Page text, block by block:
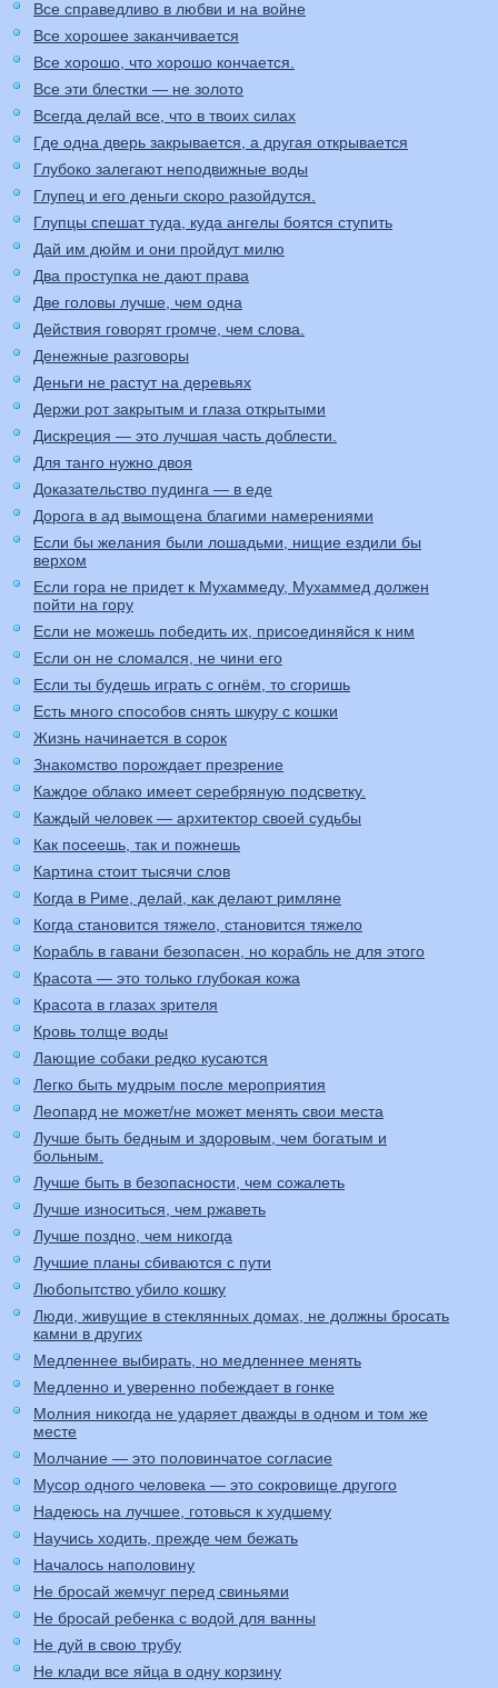
Все справедливо в любви и на войне
Все хорошее заканчивается
Все хорошо, что хорошо кончается.
Все эти блестки — не золото
Всегда делай все, что в твоих силах
Где одна дверь закрывается, а другая открывается
Глубоко залегают неподвижные воды
Глупец и его деньги скоро разойдутся.
Глупцы спешат туда, куда ангелы боятся ступить
Дай им дюйм и они пройдут милю
Два проступка не дают права
Две головы лучше, чем одна
Действия говорят громче, чем слова.
Денежные разговоры
Деньги не растут на деревьях
Держи рот закрытым и глаза открытыми
Дискреция — это лучшая часть доблести.
Для танго нужно двоя
Доказательство пудинга — в еде
Дорога в ад вымощена благими намерениями
Если бы желания были лошадьми, нищие ездили бы
верхом
Если гора не придет к Мухаммеду, Мухаммед должен
пойти на гору
Если не можешь победить их, присоединяйся к ним
Если он не сломался, не чини его
Если ты будешь играть с огнём, то сгоришь
Есть много способов снять шкуру с кошки
Жизнь начинается в сорок
Знакомство порождает презрение
Каждое облако имеет серебряную подсветку.
Каждый человек — архитектор своей судьбы
Как посеешь, так и пожнешь
Картина стоит тысячи слов
Когда в Риме, делай, как делают римляне
Когда становится тяжело, становится тяжело
Корабль в гавани безопасен, но корабль не для этого
Красота — это только глубокая кожа
Красота в глазах зрителя
Кровь толще воды
Лающие собаки редко кусаются
Легко быть мудрым после мероприятия
Леопард не может/не может менять свои места
Лучше быть бедным и здоровым, чем богатым и
больным.
Лучше быть в безопасности, чем сожалеть
Лучше износиться, чем ржаветь
Лучше поздно, чем никогда
Лучшие планы сбиваются с пути
Любопытство убило кошку
Люди, живущие в стеклянных домах, не должны бросать
камни в других
Медленнее выбирать, но медленнее менять
Медленно и уверенно побеждает в гонке
Молния никогда не ударяет дважды в одном и том же
месте
Молчание — это половинчатое согласие
Мусор одного человека — это сокровище другого
Надеюсь на лучшее, готовься к худшему
Научись ходить, прежде чем бежать
Началось наполовину
Не бросай жемчуг перед свиньями
Не бросай ребенка с водой для ванны
Не дуй в свою трубу
Не клади все яйца в одну корзину